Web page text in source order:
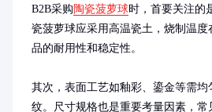
B2B采购 陶瓷菠萝球时，首要关注的
瓷菠萝球应采用高温瓷土，烧制温
品的耐用性和稳定性。
其次，表面工艺如釉彩、鎏金等需
纹。尺寸规格也是重要考量因素，常